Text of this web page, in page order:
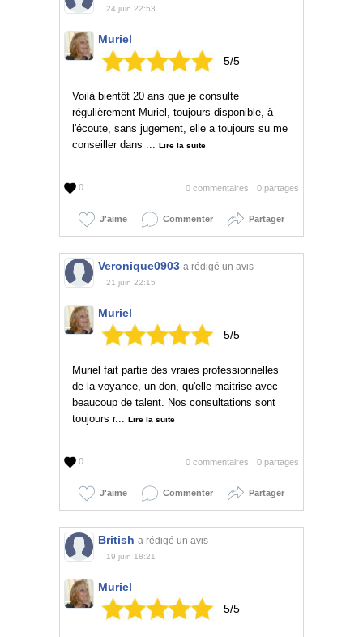
24 juin 22:53
Muriel
5/5
Voilà bientôt 20 ans que je consulte
régulièrement Muriel, toujours disponible, à
l'écoute, sans jugement, elle a toujours su me
conseiller dans ...
Lire la suite
0 0 partages
0 commentaires
J'aime Commenter Partager
Veronique0903 a rédigé un avis
21 juin 22:15
Muriel
5/5
Muriel fait partie des vraies professionnelles
de la voyance, un don, qu'elle maitrise avec
beaucoup de talent. Nos consultations sont
toujours r...
Lire la suite
0 0 partages
0 commentaires
J'aime Commenter Partager
British a rédigé un avis
19 juin 18:21
Muriel
5/5